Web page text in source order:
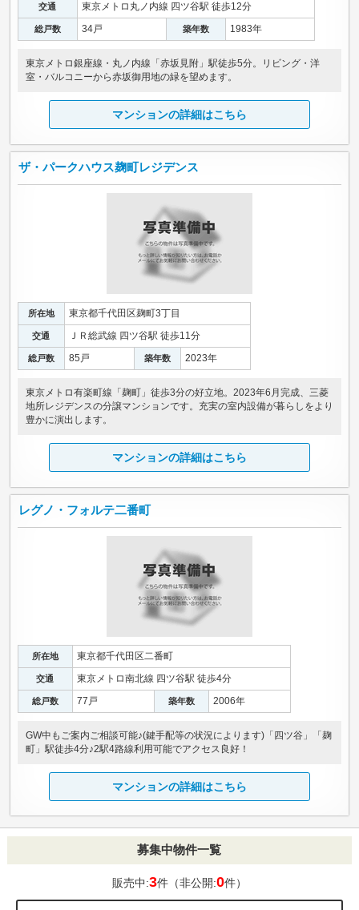
交通 東京メトロ丸ノ内線 四ツ谷駅 徒歩12分
総戸数 34戸 築年数 1983年
東京メトロ銀座線・丸ノ内線「赤坂見附」駅徒歩5分。リビング・洋
室・バルコニーから赤坂御用地の緑を望めます。
マンションの詳細はこちら
ザ・パークハウス麹町レジデンス
所在地 東京都千代田区麹町3丁目
交通 ＪＲ総武線 四ツ谷駅 徒歩11分
総戸数 85戸 築年数 2023年
東京メトロ有楽町線「麹町」徒歩3分の好立地。2023年6月完成、三菱
地所レジデンスの分譲マンションです。充実の室内設備が暮らしをより
豊かに演出します。
マンションの詳細はこちら
レグノ・フォルテ二番町
所在地 東京都千代田区二番町
交通 東京メトロ南北線 四ツ谷駅 徒歩4分
総戸数 77戸 築年数 2006年
GW中もご案内ご相談可能♪(鍵手配等の状況によります)「四ツ谷」「麹
町」駅徒歩4分♪2駅4路線利用可能でアクセス良好！
マンションの詳細はこちら
募集中物件一覧
販売中:3件（非公開:0件）